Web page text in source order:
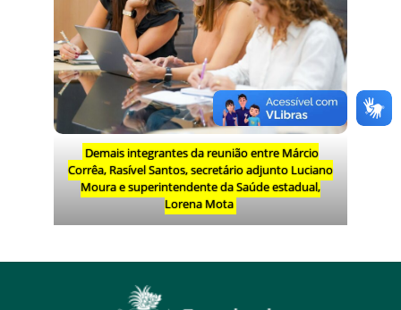
Demais integrantes da reunião entre Márcio
Corrêa, Rasível Santos, secretário adjunto Luciano
Moura e superintendente da Saúde estadual,
Lorena Mota